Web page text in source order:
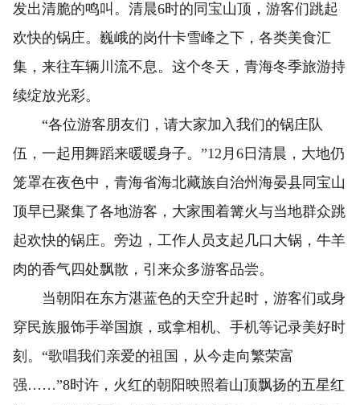
发出清脆的鸣叫。清晨6时的同宝山顶，游客们跳起
欢快的锅庄。巍峨的岗什卡雪峰之下，各类美食汇
集，来往车辆川流不息。这个冬天，青海冬季旅游持
续绽放光彩。
“各位游客朋友们，请大家加入我们的锅庄队
伍，一起用舞蹈来暖暖身子。”12月6日清晨，大地仍
笼罩在夜色中，青海省海北藏族自治州海晏县同宝山
顶早已聚集了各地游客，大家围着篝火与当地群众跳
起欢快的锅庄。旁边，工作人员支起几口大锅，牛羊
肉的香气四处飘散，引来众多游客品尝。
当朝阳在东方湛蓝色的天空升起时，游客们或身
穿民族服饰手举国旗，或拿相机、手机等记录美好时
刻。“歌唱我们亲爱的祖国，从今走向繁荣富
强……”8时许，火红的朝阳映照着山顶飘扬的五星红